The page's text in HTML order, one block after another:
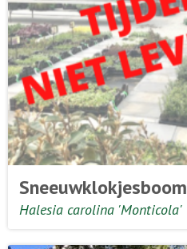
Sneeuwklokjesboom
Halesia carolina 'Monticola'